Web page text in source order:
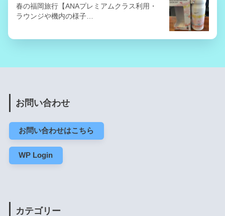
春の福岡旅行【ANAプレミアムクラス利用・
ラウンジや機内の様子…
お問い合わせ
お問い合わせはこちら
WP Login
カテゴリー